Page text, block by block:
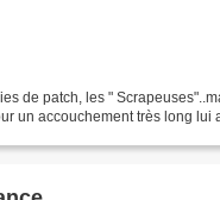
de patch, les "
un accouchement très long lui